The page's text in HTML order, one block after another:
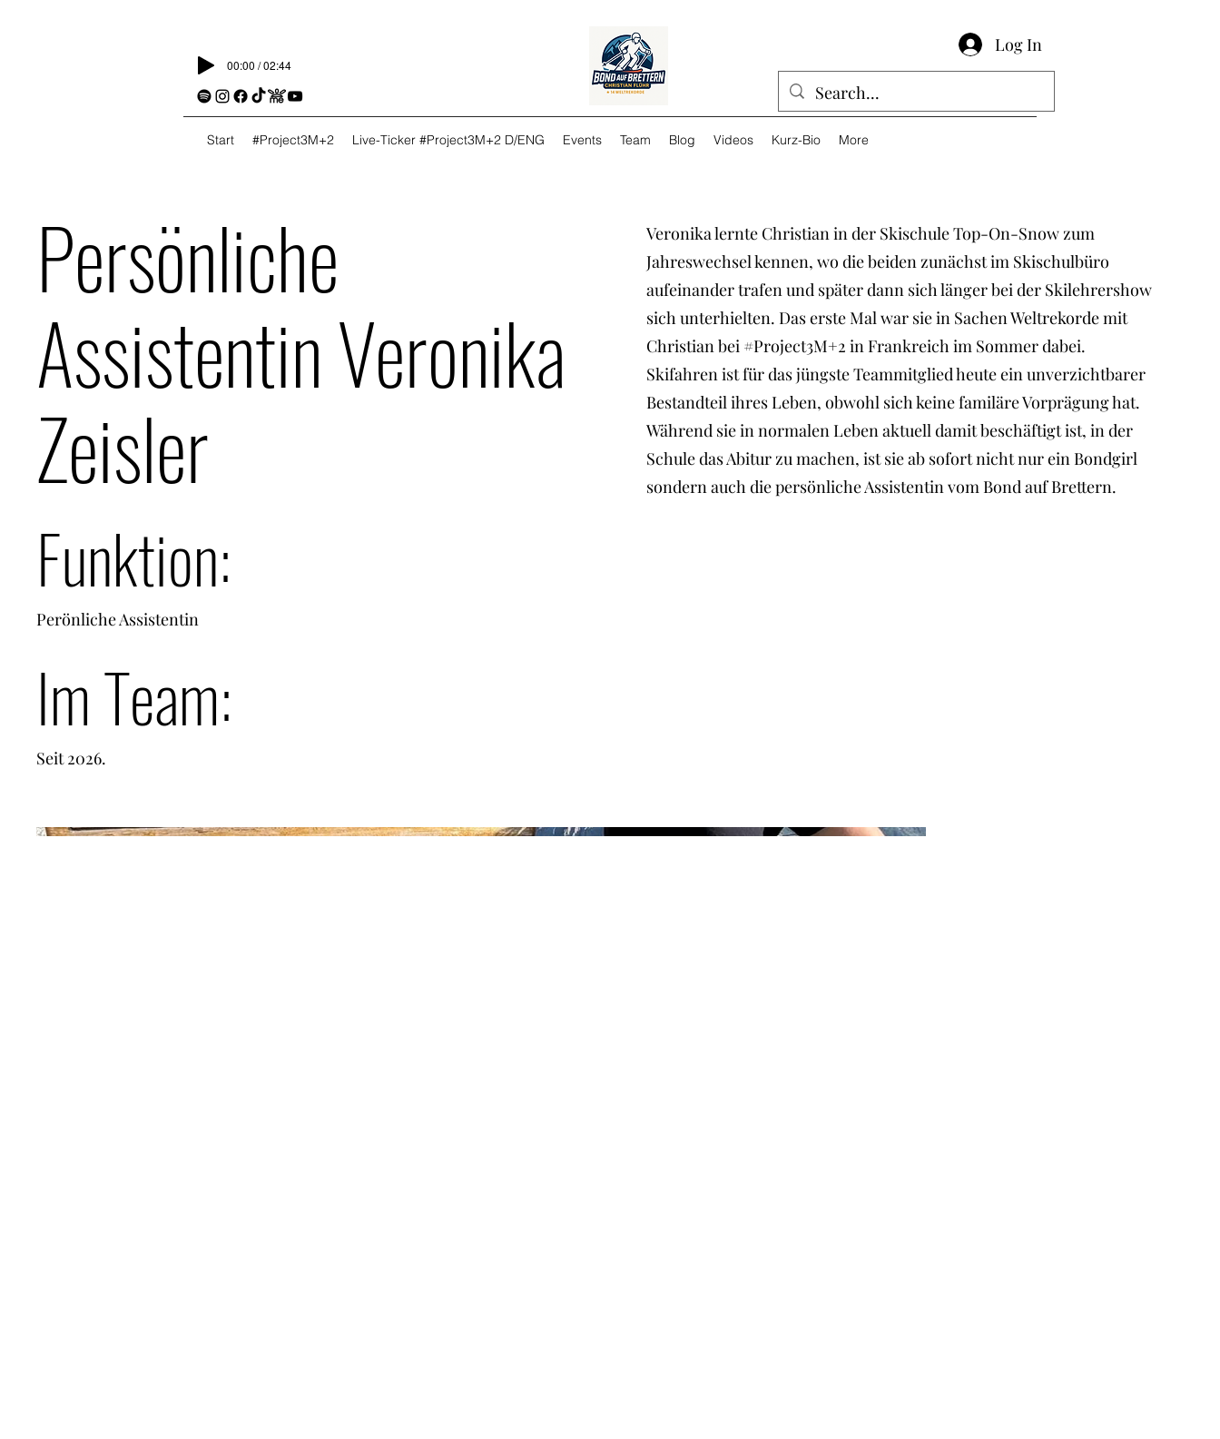
00:00 / 02:44
Log In
Start #Project3M+2 Live-Ticker #Project3M+2 D/ENG Events Team Blog Videos Kurz-Bio More
Persönliche
Assistentin Veronika
Zeisler
Funktion:
Perönliche Assistentin
Im Team:
Seit 2026.
Veronika lernte Christian in der Skischule Top-On-Snow zum
Jahreswechsel kennen, wo die beiden zunächst im Skischulbüro
aufeinander trafen und später dann sich länger bei der Skilehrershow
sich unterhielten. Das erste Mal war sie in Sachen Weltrekorde mit
Christian bei #Project3M+2 in Frankreich im Sommer dabei.
Skifahren ist für das jüngste Teammitglied heute ein unverzichtbarer
Bestandteil ihres Leben, obwohl sich keine familäre Vorprägung hat.
Während sie in normalen Leben aktuell damit beschäftigt ist, in der
Schule das Abitur zu machen, ist sie ab sofort nicht nur ein Bondgirl
sondern auch die persönliche Assistentin vom Bond auf Brettern.